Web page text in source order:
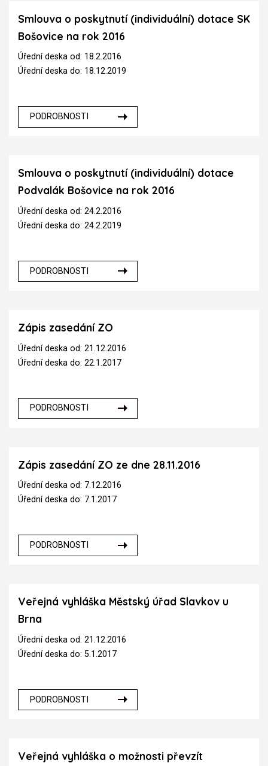
Smlouva o poskytnutí (individuální) dotace SK
Bošovice na rok 2016
Úřední deska od: 18.2.2016
Úřední deska do: 18.12.2019
PODROBNOSTI
Smlouva o poskytnutí (individuální) dotace
Podvalák Bošovice na rok 2016
Úřední deska od: 24.2.2016
Úřední deska do: 24.2.2019
PODROBNOSTI
Zápis zasedání ZO
Úřední deska od: 21.12.2016
Úřední deska do: 22.1.2017
PODROBNOSTI
Zápis zasedání ZO ze dne 28.11.2016
Úřední deska od: 7.12.2016
Úřední deska do: 7.1.2017
PODROBNOSTI
Veřejná vyhláška Městský úřad Slavkov u
Brna
Úřední deska od: 21.12.2016
Úřední deska do: 5.1.2017
PODROBNOSTI
Veřejná vyhláška o možnosti převzít